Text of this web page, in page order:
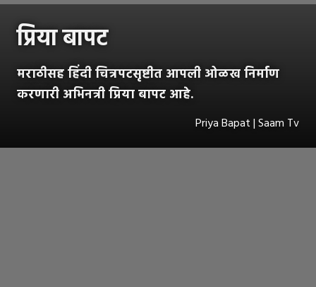
प्रिया बापट
मराठीसह हिंदी चित्रपटसृष्टीत आपली ओळख निर्माण
करणारी अभिनत्री प्रिया बापट आहे.
Priya Bapat | Saam Tv